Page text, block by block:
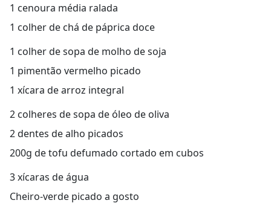
1 cenoura média ralada
1 colher de chá de páprica doce
1 colher de sopa de molho de soja
1 pimentão vermelho picado
1 xícara de arroz integral
2 colheres de sopa de óleo de oliva
2 dentes de alho picados
200g de tofu defumado cortado em cubos
3 xícaras de água
Cheiro-verde picado a gosto